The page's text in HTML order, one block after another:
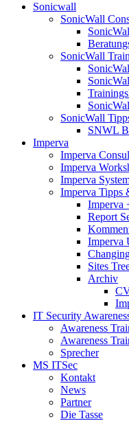
Sonicwall
SonicWall
SonicWall
SonicWall
SNWL
Imperva
Imperva
Imperva
Imperva
Imperva Tipps
Imperva
Report
Imperva
Sites
Archiv
IT Security
Awareness
Awareness
Sprecher
MS ITSec
Kontakt
News
Partner
Die Tasse